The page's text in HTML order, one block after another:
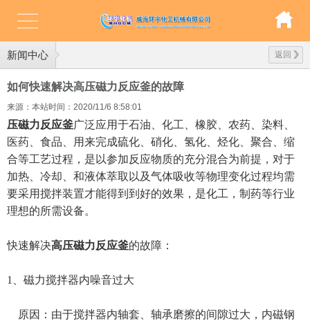
新闻中心 返回
如何快速解决高压磁力反应釜的故障
来源：本站时间：2020/11/6 8:58:01
压磁力反应釜广泛应用于石油、化工、橡胶、农药、染料、
医药、食品、用来完成硫化、硝化、氢化、烃化、聚合、缩
合等工艺过程，是以参加反应物质的充分混合为前提，对于
加热、冷却、和液体萃取以及气体吸收等物理变化过程均需
要采用搅拌装置才能得到到好的效果，是化工，制药等行业
理想的所需设备。
快速解决高压磁力反应釜的故障：
1、磁力搅拌器内噪音过大
原因：由于搅拌器内轴套、轴承磨擦的间隙过大，内磁钢